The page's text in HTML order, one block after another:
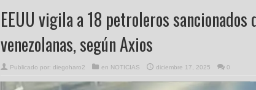
EEUU vigila a 18 petroleros sancionados
venezolanas, según Axios
Publicado por: diegoharo2 en NOTICIAS diciembre 17, 2025 0